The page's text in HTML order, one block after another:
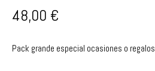
48,00 €
Pack grande especial ocasiones o regalos